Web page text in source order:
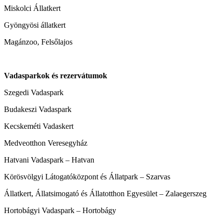
Miskolci Állatkert
Gyöngyösi állatkert
Magánzoo, Felsőlajos
Vadasparkok és rezervátumok
Szegedi Vadaspark
Budakeszi Vadaspark
Kecskeméti Vadaskert
Medveotthon Veresegyház
Hatvani Vadaspark – Hatvan
Körösvölgyi Látogatóközpont és Állatpark – Szarvas
Állatkert, Állatsimogató és Állatotthon Egyesület – Zalaegerszeg
Hortobágyi Vadaspark – Hortobágy